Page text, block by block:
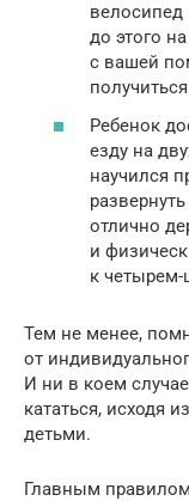
до этого
с вашей
Ребенок
езду на
научился
отлично
и
к четырем-
Тем не менее,
от
И ни в коем
кататься, исходя
детьми.
Главным